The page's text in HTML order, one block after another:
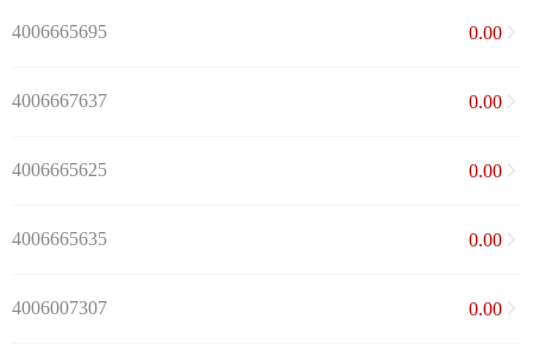
4006665695 0.00
4006667637 0.00
4006665625 0.00
4006665635 0.00
4006007307 0.00